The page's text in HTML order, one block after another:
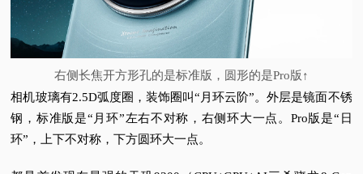
题
右侧长焦开方形孔的是标准版，圆形的是Pro版↑
相机玻璃有2.5D弧度圈，装饰圈叫“月环云阶”。外层是镜面不锈
钢，标准版是“月环”左右不对称，右侧环大一点。 Pro版是“日
环”，上下不对称，下方圆环大一点。